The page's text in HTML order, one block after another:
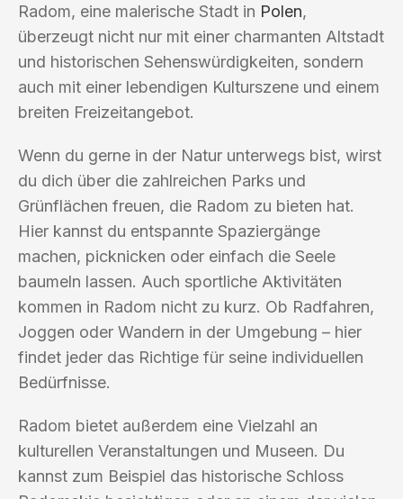
Radom, eine malerische Stadt in Polen,
überzeugt nicht nur mit einer charmanten Altstadt
und historischen Sehenswürdigkeiten, sondern
auch mit einer lebendigen Kulturszene und einem
breiten Freizeitangebot.
Wenn du gerne in der Natur unterwegs bist, wirst
du dich über die zahlreichen Parks und
Grünflächen freuen, die Radom zu bieten hat.
Hier kannst du entspannte Spaziergänge
machen, picknicken oder einfach die Seele
baumeln lassen. Auch sportliche Aktivitäten
kommen in Radom nicht zu kurz. Ob Radfahren,
Joggen oder Wandern in der Umgebung – hier
findet jeder das Richtige für seine individuellen
Bedürfnisse.
Radom bietet außerdem eine Vielzahl an
kulturellen Veranstaltungen und Museen. Du
kannst zum Beispiel das historische Schloss